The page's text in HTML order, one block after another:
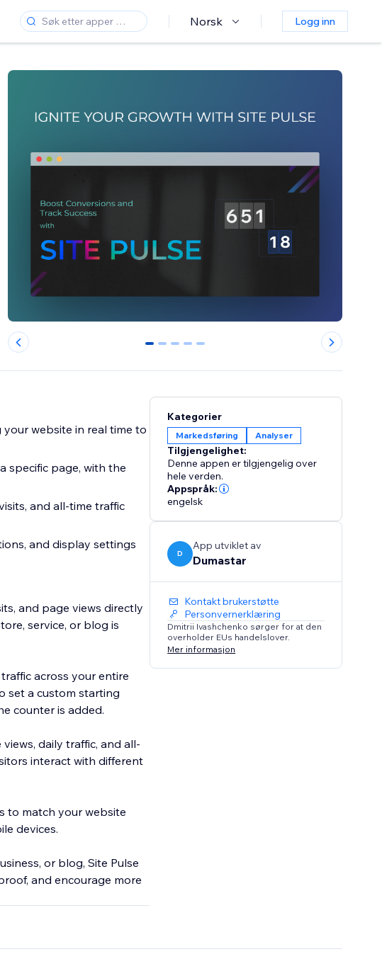
Norsk Logg inn
0 1 2 3 4
and page views directly
service, or blog is
across your entire
set a custom starting
counter is added.
daily traffic, and all-
interact with different
to match your website
devices.
or blog, Site Pulse
and encourage more
Kategorier
Markedsføring Analyser
Tilgjengelighet:
Denne appen er tilgjengelig over
hele verden.
Appspråk:
engelsk
D
App utviklet av
Dumastar
Kontakt brukerstøtte
Personvernerklæring
Dmitrii Ivashchenko sørger for at den
overholder EUs handelslover.
Mer informasjon